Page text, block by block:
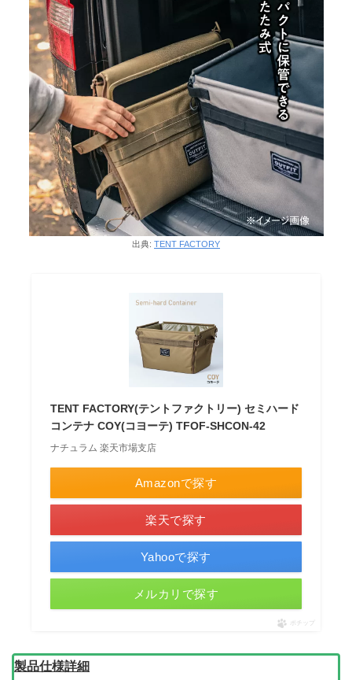
出典: TENT FACTORY
TENT FACTORY(テントファクトリー) セミハード
コンテナ COY(コヨーテ) TFOF-SHCON-42
ナチュラム 楽天市場支店
Amazonで探す
楽天で探す
Yahooで探す
メルカリで探す
ポチップ
製品仕様詳細